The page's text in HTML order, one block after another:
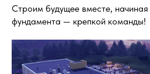
Строим будущее вместе, начиная
фундамента — крепкой команды!